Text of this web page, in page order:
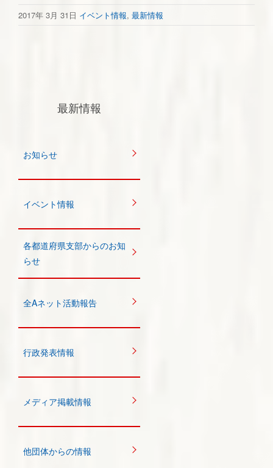
2017年 3月 31日 イベント情報, 最新情報
最新情報
お知らせ
イベント情報
各都道府県支部からのお知
らせ
全Aネット活動報告
行政発表情報
メディア掲載情報
他団体からの情報